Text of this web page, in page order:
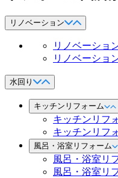
リノベーション
リノベーショ
リノベーショ
水回り
キッチンリフォーム
キッチンリフ
キッチンリフ
風呂・浴室リフォーム
風呂・浴室リ
風呂・浴室リ